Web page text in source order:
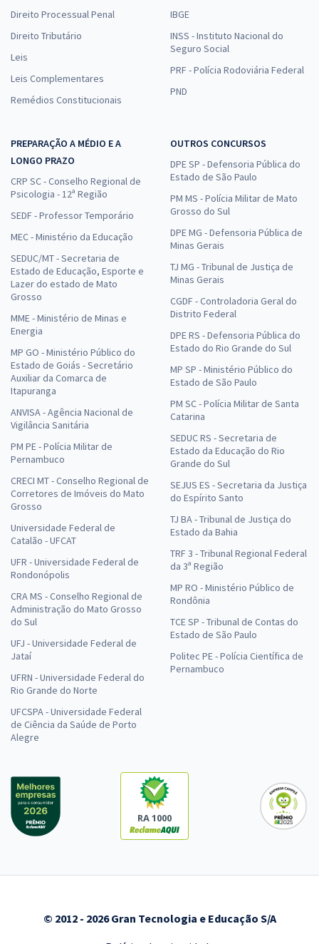
Direito Processual Penal
Direito Tributário
Leis
Leis Complementares
Remédios Constitucionais
IBGE
INSS - Instituto Nacional do
Seguro Social
PRF - Polícia Rodoviária Federal
PND
PREPARAÇÃO A MÉDIO E A
LONGO PRAZO
CRP SC - Conselho Regional de
Psicologia - 12ª Região
SEDF - Professor Temporário
MEC - Ministério da Educação
SEDUC/MT - Secretaria de
Estado de Educação, Esporte e
Lazer do estado de Mato
Grosso
MME - Ministério de Minas e
Energia
MP GO - Ministério Público do
Estado de Goiás - Secretário
Auxiliar da Comarca de
Itapuranga
ANVISA - Agência Nacional de
Vigilância Sanitária
PM PE - Polícia Militar de
Pernambuco
CRECI MT - Conselho Regional de
Corretores de Imóveis do Mato
Grosso
Universidade Federal de
Catalão - UFCAT
UFR - Universidade Federal de
Rondonópolis
CRA MS - Conselho Regional de
Administração do Mato Grosso
do Sul
UFJ - Universidade Federal de
Jataí
UFRN - Universidade Federal do
Rio Grande do Norte
UFCSPA - Universidade Federal
de Ciência da Saúde de Porto
Alegre
OUTROS CONCURSOS
DPE SP - Defensoria Pública do
Estado de São Paulo
PM MS - Polícia Militar de Mato
Grosso do Sul
DPE MG - Defensoria Pública de
Minas Gerais
TJ MG - Tribunal de Justiça de
Minas Gerais
CGDF - Controladoria Geral do
Distrito Federal
DPE RS - Defensoria Pública do
Estado do Rio Grande do Sul
MP SP - Ministério Público do
Estado de São Paulo
PM SC - Polícia Militar de Santa
Catarina
SEDUC RS - Secretaria de
Estado da Educação do Rio
Grande do Sul
SEJUS ES - Secretaria da Justiça
do Espírito Santo
TJ BA - Tribunal de Justiça do
Estado da Bahia
TRF 3 - Tribunal Regional Federal
da 3ª Região
MP RO - Ministério Público de
Rondônia
TCE SP - Tribunal de Contas do
Estado de São Paulo
Politec PE - Polícia Científica de
Pernambuco
RA 1000
© 2012 - 2026 Gran Tecnologia e Educação S/A